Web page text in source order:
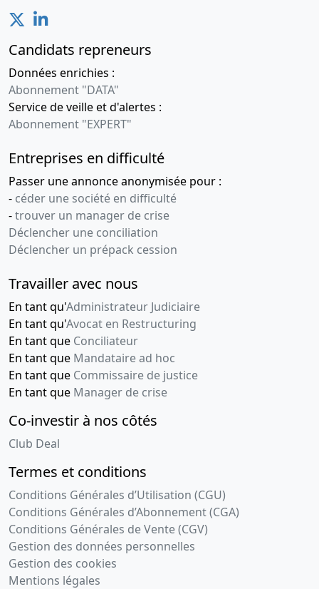
Candidats repreneurs
Données enrichies :
Abonnement "DATA"
Service de veille et d'alertes :
Abonnement "EXPERT"
Entreprises en difficulté
Passer une annonce anonymisée pour :
- céder une société en difficulté
-trouver un manager de crise
Déclencher une conciliation
Déclencher un prépack cession
Travailler avec nous
En tant qu'Administrateur Judiciaire
En tant qu'Avocat en Restructuring
En tant que Conciliateur
En tant que Mandataire ad hoc
En tant que Commissaire de justice
En tant que Manager de crise
Co-investir à nos côtés
Club Deal
Termes et conditions
Conditions Générales d’Utilisation (CGU)
Conditions Générales d’Abonnement (CGA)
Conditions Générales de Vente (CGV)
Gestion des données personnelles
Gestion des cookies
Mentions légales